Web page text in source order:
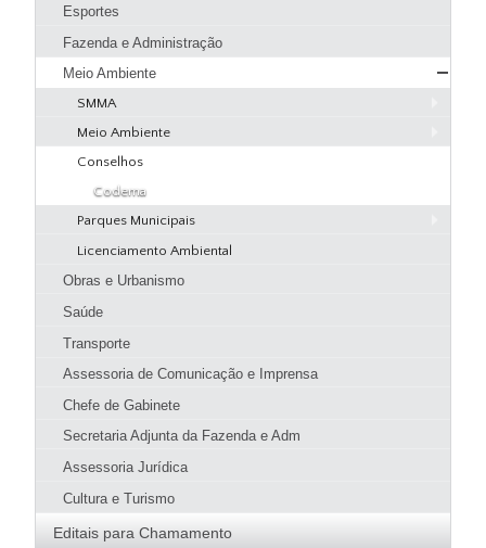
Guia Prático
Hotéis e Pousadas
Pizzarias
Bares, Lanchonetes e Sorveterias
Esportes
Fazenda e Administração
Meio Ambiente
SMMA
Página Inicial SMMA
Apresentação
Objetivo Estratégico
Atribuições
Quem é Quem
Licenciamento Ambiental
Meio Ambiente
Serviços SMMA
Educação Ambiental
Denúncias
Uso de produtos e subprodutos florestais
Download
Fiscalização
Legislação
Galeria de Imagens
Conselhos
Codema
Parques Municipais
Parque Natural Municipal Dona Ziza
Licenciamento Ambiental
Obras e Urbanismo
Saúde
Transporte
Assessoria de Comunicação e Imprensa
Chefe de Gabinete
Secretaria Adjunta da Fazenda e Adm
Assessoria Jurídica
Cultura e Turismo
Editais para Chamamento